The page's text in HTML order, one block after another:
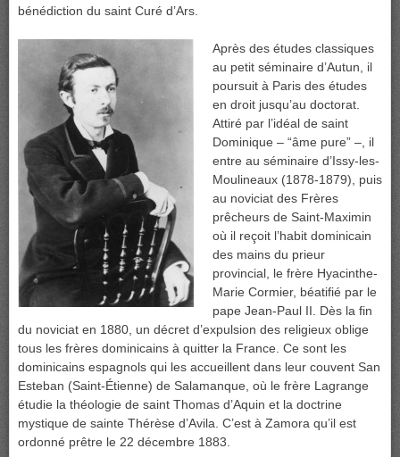
bénédiction du saint Curé d’Ars.
Après des études classiques
au petit séminaire d’Autun, il
poursuit à Paris des études
en droit jusqu’au doctorat.
Attiré par l’idéal de saint
Dominique – “âme pure” –, il
entre au séminaire d’Issy-les-
Moulineaux (1878-1879), puis
au noviciat des Frères
prêcheurs de Saint-Maximin
où il reçoit l’habit dominicain
des mains du prieur
provincial, le frère Hyacinthe-
Marie Cormier, béatifié par le
pape Jean-Paul II. Dès la fin
du noviciat en 1880, un décret d’expulsion des religieux oblige
tous les frères dominicains à quitter la France. Ce sont les
dominicains espagnols qui les accueillent dans leur couvent San
Esteban (Saint-Étienne) de Salamanque, où le frère Lagrange
étudie la théologie de saint Thomas d’Aquin et la doctrine
mystique de sainte Thérèse d’Avila. C’est à Zamora qu’il est
ordonné prêtre le 22 décembre 1883.